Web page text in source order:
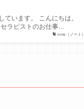
note（ノート）
います。 こんにちは。
ラピストのお仕事…